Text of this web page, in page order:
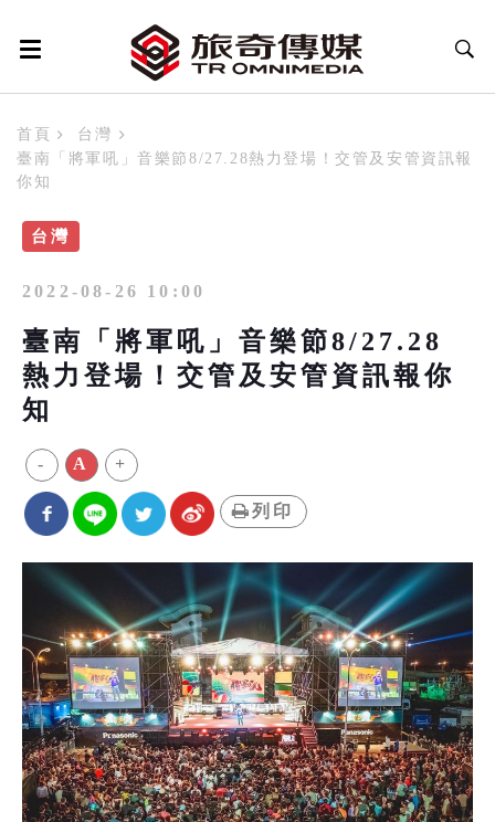
首頁
台灣
臺南「將軍吼」音樂節8/27.28熱力登場！交管及安管資訊報
你知
台灣
2022-08-26 10:00
臺南「將軍吼」音樂節8/27.28
熱力登場！交管及安管資訊報你
知
- A +
列印